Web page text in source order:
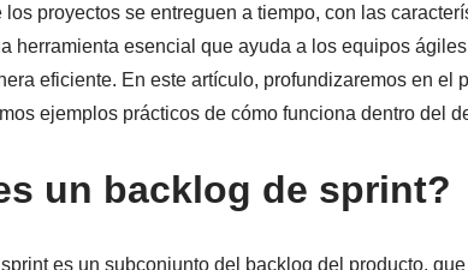
los proyectos se entreguen a tiempo, con las
herramienta esencial que ayuda a los equipos
eficiente. En este artículo, profundizaremos en el
ejemplos prácticos de cómo funciona dentro del
un backlog de sprint?
es un subconjunto del backlog del producto,